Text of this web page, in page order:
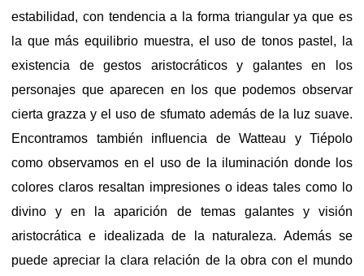
estabilidad, con tendencia a la forma triangular ya que es
la que más equilibrio muestra, el uso de tonos pastel, la
existencia de gestos aristocráticos y galantes en los
personajes que aparecen en los que podemos observar
cierta grazza y el uso de sfumato además de la luz suave.
Encontramos también influencia de Watteau y Tiépolo
como observamos en el uso de la iluminación donde los
colores claros resaltan impresiones o ideas tales como lo
divino y en la aparición de temas galantes y visión
aristocrática e idealizada de la naturaleza. Además se
puede apreciar la clara relación de la obra con el mundo